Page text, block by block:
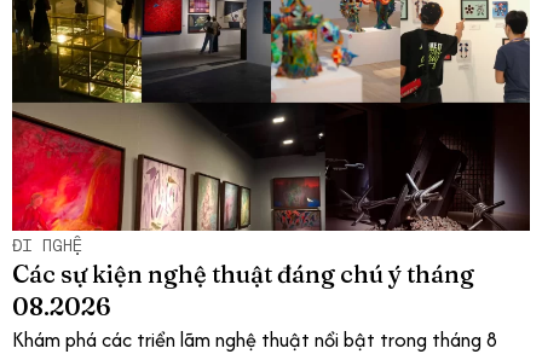
ĐI NGHỆ
Các sự kiện nghệ thuật đáng chú ý tháng
08.2026
Khám phá các triển lãm nghệ thuật nổi bật trong tháng 8